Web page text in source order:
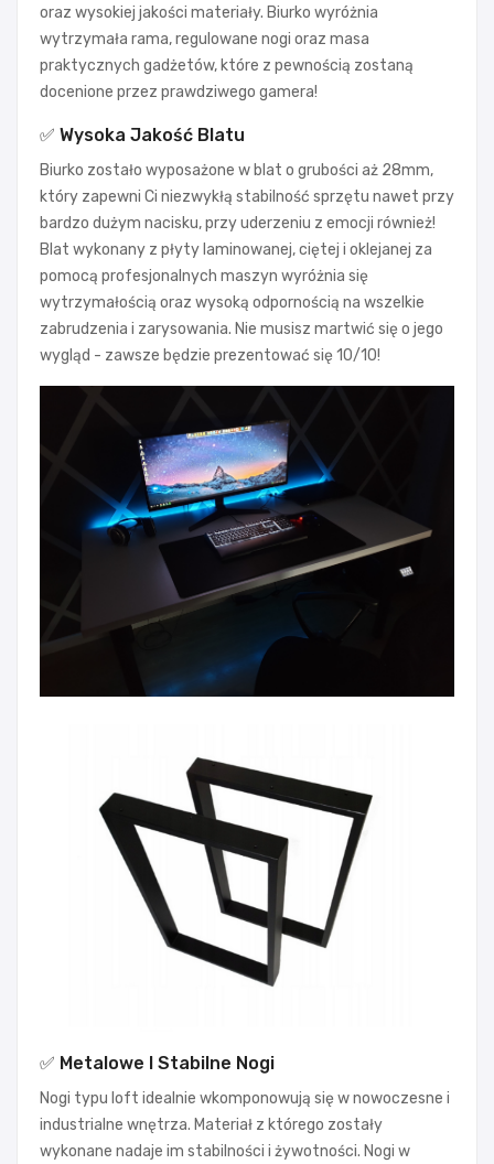
oraz wysokiej jakości materiały. Biurko wyróżnia
wytrzymała rama, regulowane nogi oraz masa
praktycznych gadżetów, które z pewnością zostaną
docenione przez prawdziwego gamera!
✅ Wysoka Jakość Blatu
Biurko zostało wyposażone w blat o grubości aż 28mm,
który zapewni Ci niezwykłą stabilność sprzętu nawet przy
bardzo dużym nacisku, przy uderzeniu z emocji również!
Blat wykonany z płyty laminowanej, ciętej i oklejanej za
pomocą profesjonalnych maszyn wyróżnia się
wytrzymałością oraz wysoką odpornością na wszelkie
zabrudzenia i zarysowania. Nie musisz martwić się o jego
wygląd - zawsze będzie prezentować się 10/10!
✅ Metalowe I Stabilne Nogi
Nogi typu loft idealnie wkomponowują się w nowoczesne i
industrialne wnętrza. Materiał z którego zostały
wykonane nadaje im stabilności i żywotności. Nogi w